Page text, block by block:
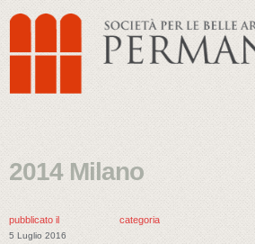
2014 Milano
pubblicato il
5 Luglio 2016
categoria